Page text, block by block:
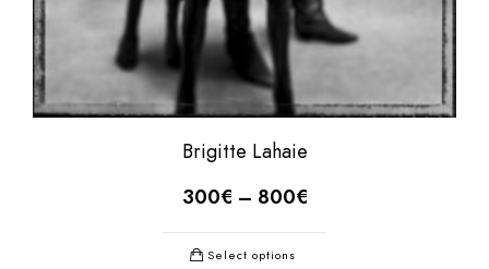
Brigitte Lahaie
300€ – 800€
Select options